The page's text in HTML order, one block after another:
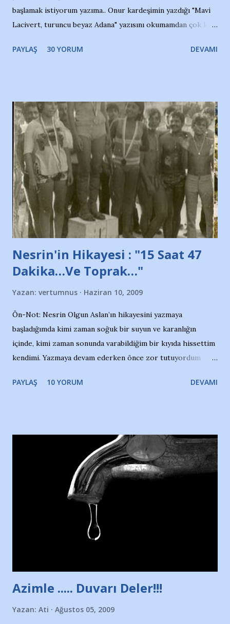
başlamak istiyorum yazıma.. Onur kardeşimin yazdığı "Mavi
Lacivert, turuncu beyaz Adana" yazısını okumamdan çok kısa
irkildim.. "Bursasporlu taraftarlar, İstanbul takımlarının
ve ürünlerini Bursa şehrinde görmek istemediklerini bir
protesto eylemiyle açıkladıklarını bildiriyordu.. Bu grup
adına açıklama yapan şahsı muhterem(!) ''Açık ve net olarak
söylüyoruz. Bu son uyarımızdır. Bunun yanısıra, bu takımlara
ait tanıtıcı ilanların asılmasına izin veren Bursa Büyükşehir
Belediyesi ile mağazaların bulunduğu alışveriş merkezlerini
de kınıyoruz'' diye de eklemiş .. Blogumuzda okuduğum bu
yazının hemen ardından bu habe...
PAYLAŞ 30 YORUM DEVAMI
Nesrin'in Hikayesi : "15 Saat 47
Dakika…Ve Toprak…"
Yazan: vertumnus Haziran 10, 2009
Ön-Not: Nesrin Olgun Aslan’ın hikayesini yazmaya
başladığımda kimi zaman soğuk bir suyun ve karanlığın
içinde, kimi zaman sonunda varabildiğim bir kıyıda hissettim
kendimi. Yazmaya devam ederken önce zor tutuyordum
Yazımı, ağlayarak bitirebildim ancak…Kendisinin web
Nesrin’in Hikayesi’ne başlıyorum… 1964 Adana Yüzme
havuzunun kenarında 7 yaşında kara kuru bir kız çocuğu
duruyor. Havuzun içinde Adana Demirspor Kulübü
yüzücüleri. Erkekler çoğunlukta. Küçük kız etrafına bakıyor.
Sadece 4 kız çocuğu var. Nesrin, Adana Demirspor’un 4
kızından biri oluyor o gün…Giriyor havuza. 1973 – 1975
Adana Nesrin, 16 yaşında. Yüzüyor. 7 yaşında girdiği
Türkiye 3.lüğü var. 17 yaşında mar...
PAYLAŞ 10 YORUM DEVAMI
Azimle ..... Duvarı Deler!!!
Yazan: Ati Ağustos 05, 2009